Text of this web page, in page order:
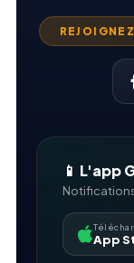
📱 L'app
App